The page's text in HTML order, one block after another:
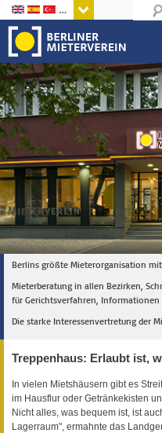
Sprachen
Berlins größte Mieterorganisation
Mieterberatung in allen Bezirken,
für Gerichtsverfahren,
Die starke Interessenvertretung der
Treppenhaus: Erlaubt ist,
In vielen Mietshäusern gibt es
im Hausflur oder Getränkekisten
Nicht alles, was bequem ist, ist
Lagerraum", ermahnte das